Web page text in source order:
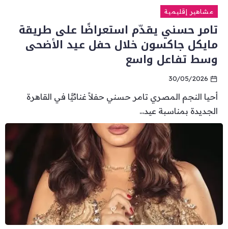
مشاهير إقليمية
تامر حسني يقدّم استعراضًا على طريقة
مايكل جاكسون خلال حفل عيد الأضحى
وسط تفاعل واسع
30/05/2026
أحيا النجم المصري تامر حسني حفلاً غنائيًّا في القاهرة
الجديدة بمناسبة عيد...